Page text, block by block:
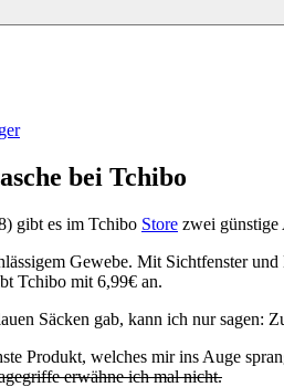
bei Tchibo
gibt es im Tchibo Store zwei günstige
Gewebe. Mit Sichtfenster
Tchibo mit 6,99€ an.
Säcken gab, kann ich nur sagen:
Produkt, welches mir ins Auge
erwähne ich mal nicht.